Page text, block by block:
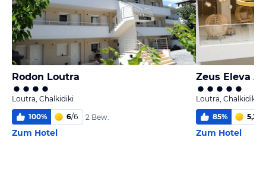
Rodon Loutra
Loutra, Chalkidiki
100% 6/6 2 Bew.
Zum Hotel
Zeus Eleva
Loutra, Chalkidiki
85% 5,2
Zum Hotel